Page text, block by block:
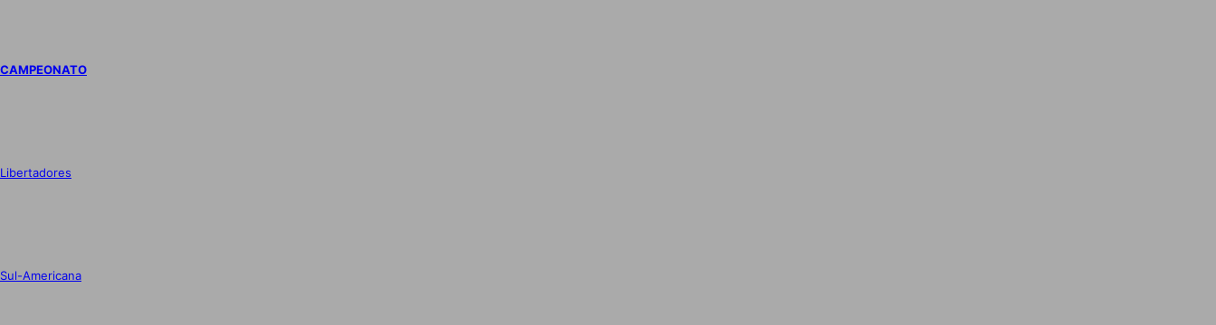
CAMPEONATO
Libertadores
Sul-Americana